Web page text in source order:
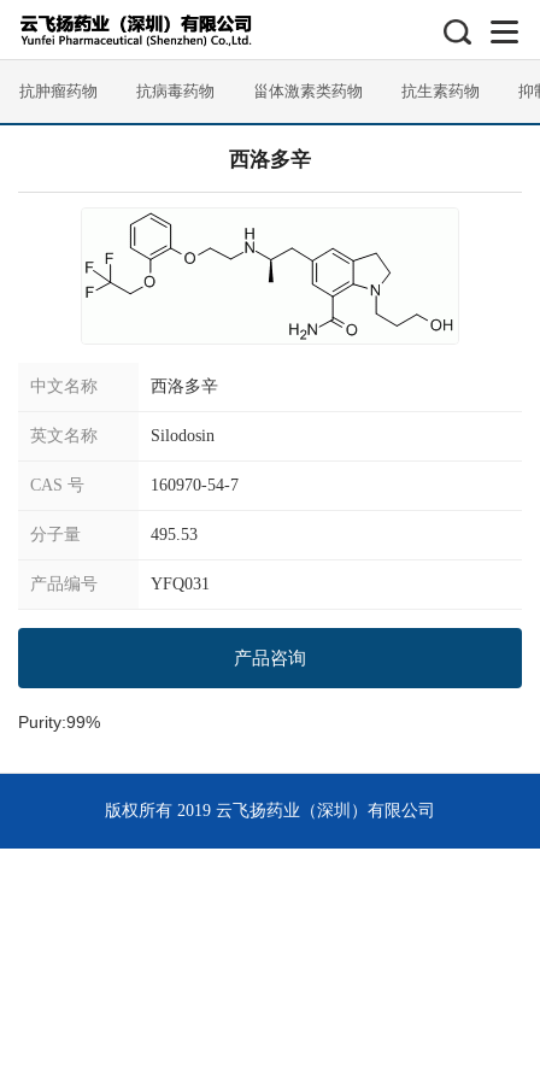
抗肿瘤药物 抗病毒药物 甾体激素类药物 抗生素药物 抑
西洛多辛
中文名称 西洛多辛
英文名称 Silodosin
CAS 号 160970-54-7
分子量 495.53
产品编号 YFQ031
产品咨询
Purity:99%
版权所有 2019 云飞扬药业（深圳）有限公司